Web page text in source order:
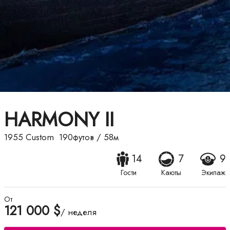
HARMONY II
1955 Custom 190футов / 58м
14
Гости
7
Каюты
9
Экипаж
От
121 000 $/ неделя